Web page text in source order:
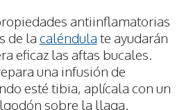
antiinflamatorias
de la caléndula te ayudarán
eficaz las aftas bucales.
una infusión de
esté tibia, aplícala con un
sobre la llaga.